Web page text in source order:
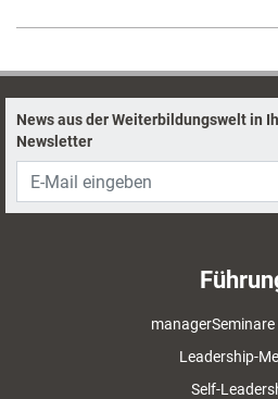
News aus der Weiterbildungswelt in
Newsletter
Leadership-
Self-